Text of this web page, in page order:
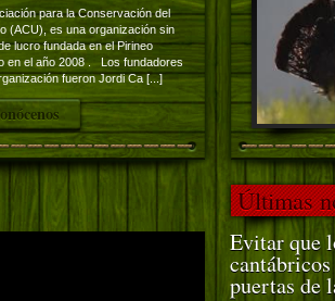
para la Conservación del
(ACU), es una organización sin
lucro fundada en el Pirineo
en el año 2008 . Los fundadores
fueron Jordi Ca [...]
Últimas
Evitar que
puertas de